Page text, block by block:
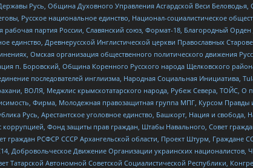
Русь, Община Духовного Управления Асгардской Веси
Русское национальное единство, Национал-социалистическое
партия России, Славянский союз, Формат-18, Благородный
единство, Древнерусской Инглистической церкви Православных
Омская организация общественного политического движения
п. Боровский, Община Коренного Русского народа Щелковского
последователей инглиизма, Народная Социальная Инициатива,
ВОЛЯ, Меджлис крымскотатарского народа, Рубеж Севера, ТОЙС, О
Фирма, Молодежная правозащитная группа МПГ, Курсом Правды
Русь, Арестантское уголовное единство, Башкорт, Нация и
Фонд защиты прав граждан, Штабы Навального, Совет
РСФСР СССР Архангельской области, Проект Штурм, Граждане
Добровольческое Движение Организации украинских националистов,
Автономной Советской Социалистической Республики,